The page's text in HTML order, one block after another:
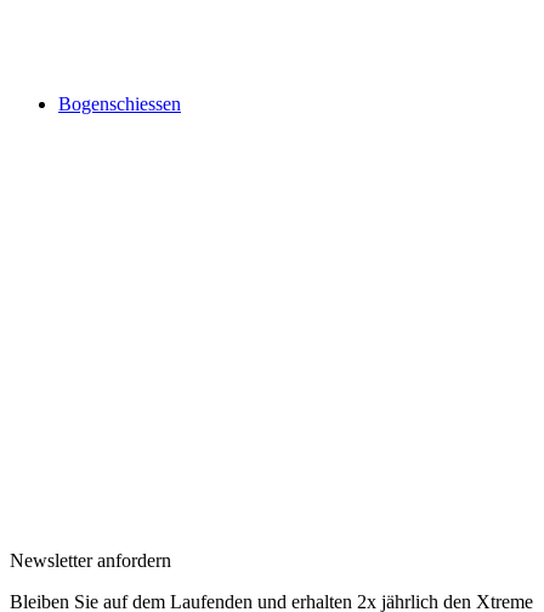
Bogenschiessen
Newsletter anfordern
Bleiben Sie auf dem Laufenden und erhalten 2x jährlich den Xtreme